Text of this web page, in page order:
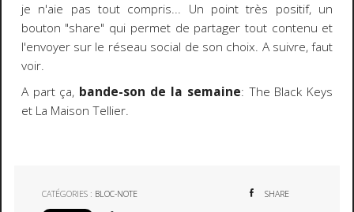
je n'aie pas tout compris... Un point très positif, un
bouton "share" qui permet de partager tout contenu et
l'envoyer sur le réseau social de son choix. A suivre, faut
voir.
A part ça, bande-son de la semaine: The Black Keys
et La Maison Tellier.
CATÉGORIES : BLOC-NOTE SHARE